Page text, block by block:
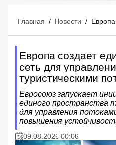
Главная / Новости /
Европа создает
сеть для
туристическими
Евросоюз запускает
единого пространства
для управления
повышения
09.08.2026 00:06